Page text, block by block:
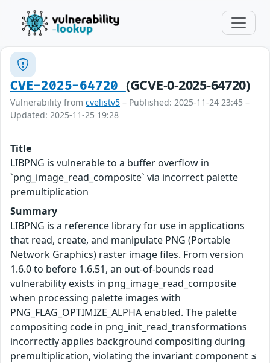
CVE-2025-64720 (GCVE-0-2025-64720)
Vulnerability from cvelistv5 – Published: 2025-11-24 23:45 –
Updated: 2025-11-25 19:28
Title
LIBPNG is vulnerable to a buffer overflow in
`png_image_read_composite` via incorrect palette
premultiplication
Summary
LIBPNG is a reference library for use in applications
that read, create, and manipulate PNG (Portable
Network Graphics) raster image files. From version
1.6.0 to before 1.6.51, an out-of-bounds read
vulnerability exists in png_image_read_composite
when processing palette images with
PNG_FLAG_OPTIMIZE_ALPHA enabled. The palette
compositing code in png_init_read_transformations
incorrectly applies background compositing during
premultiplication, violating the invariant component ≤